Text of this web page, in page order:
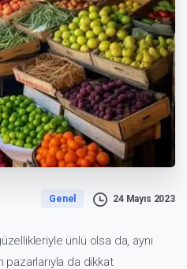
Genel 24 Mayıs 2023
ünlü olsa da, aynı
da dikkat